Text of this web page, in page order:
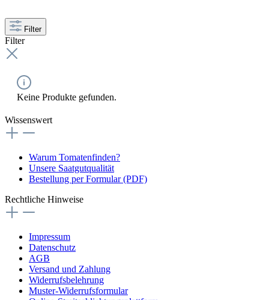
Filter
Filter
Keine Produkte gefunden.
Wissenswert
Warum Tomatenfinden?
Unsere Saatgutqualität
Bestellung per Formular (PDF)
Rechtliche Hinweise
Impressum
Datenschutz
AGB
Versand und Zahlung
Widerrufsbelehrung
Muster-Widerrufsformular